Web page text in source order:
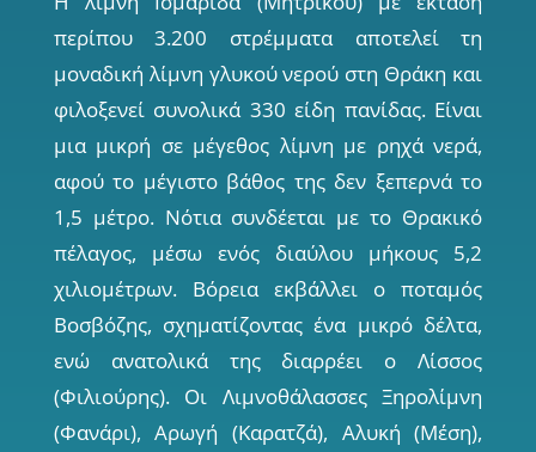
περίπου 3.200 στρέµµατα αποτελεί τη
µοναδική λίµνη γλυκού νερού στη Θράκη και
φιλοξενεί συνολικά 330 είδη πανίδας. Είναι
µια µικρή σε µέγεθος λίµνη µε ρηχά νερά,
αφού το µέγιστο βάθος της δεν ξεπερνά το
1,5 µέτρο. Νότια συνδέεται µε το Θρακικό
πέλαγος, µέσω ενός διαύλου µήκους 5,2
χιλιοµέτρων. Βόρεια εκβάλλει ο ποταµός
Βοσβόζης, σχηµατίζοντας ένα µικρό δέλτα,
ενώ ανατολικά της διαρρέει ο Λίσσος
(Φιλιούρης). Οι Λιµνοθάλασσες Ξηρολίµνη
(Φανάρι), Αρωγή (Καρατζά), Αλυκή (Μέση),